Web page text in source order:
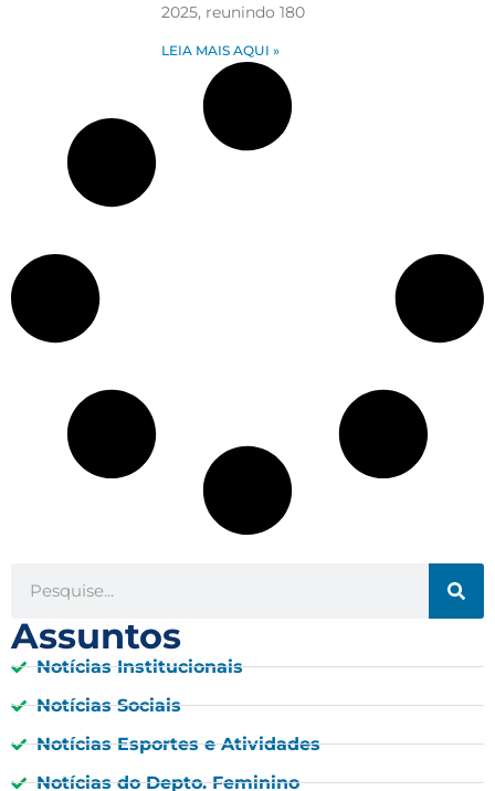
2025, reunindo 180
LEIA MAIS AQUI »
Assuntos
Notícias Institucionais
Notícias Sociais
Notícias Esportes e Atividades
Notícias do Depto. Feminino